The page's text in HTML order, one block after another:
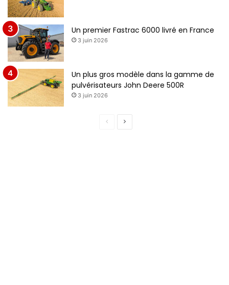
Un premier Fastrac 6000 livré en France
3 juin 2026
Un plus gros modèle dans la gamme de
pulvérisateurs John Deere 500R
3 juin 2026
Page
Page